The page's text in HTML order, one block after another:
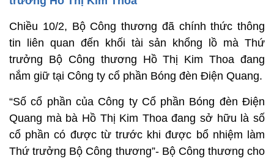
Chiều 10/2, Bộ Công thương đã chính thức thông
tin liên quan đến khối tài sản khổng lồ mà Thứ
trưởng Bộ Công thương Hồ Thị Kim Thoa đang
nắm giữ tại Công ty cổ phần Bóng đèn Điện Quang.
“Số cổ phần của Công ty Cổ phần Bóng đèn Điện
Quang mà bà Hồ Thị Kim Thoa đang sở hữu là số
cổ phần có được từ trước khi được bổ nhiệm làm
Thứ trưởng Bộ Công thương”- Bộ Công thương cho